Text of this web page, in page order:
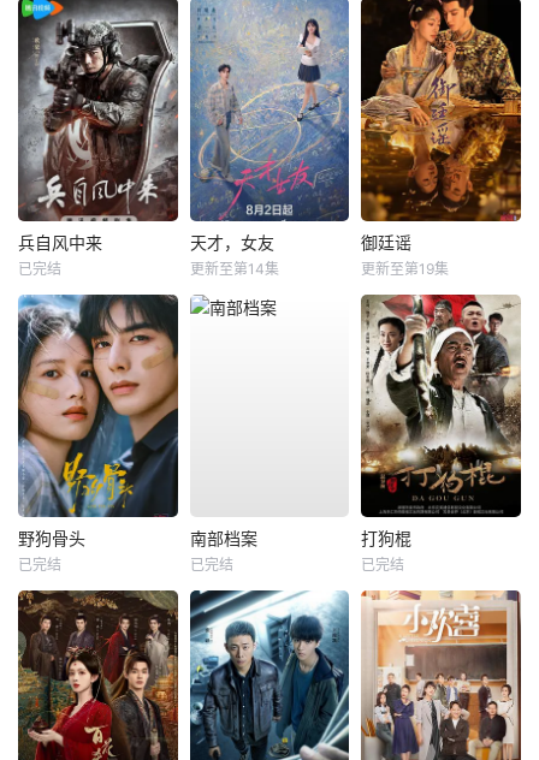
兵自风中来
已完结
天才，女友
更新至第14集
御廷谣
更新至第19集
野狗骨头
已完结
南部档案
已完结
打狗棍
已完结